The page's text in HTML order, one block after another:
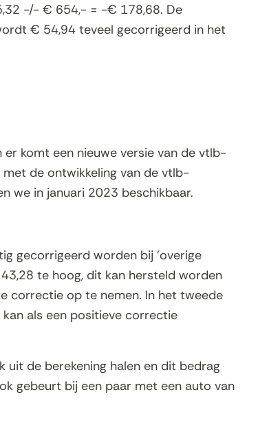
-/- € 654,- = -€ 178,68. De
€ 54,94 teveel gecorrigeerd in het
komt een nieuwe versie van de vtlb-
de ontwikkeling van de vtlb-
we in januari 2023 beschikbaar.
gecorrigeerd worden bij 'overige
te hoog, dit kan hersteld worden
correctie op te nemen. In het tweede
als een positieve correctie
uit de berekening halen en dit bedrag
gebeurt bij een paar met een auto van